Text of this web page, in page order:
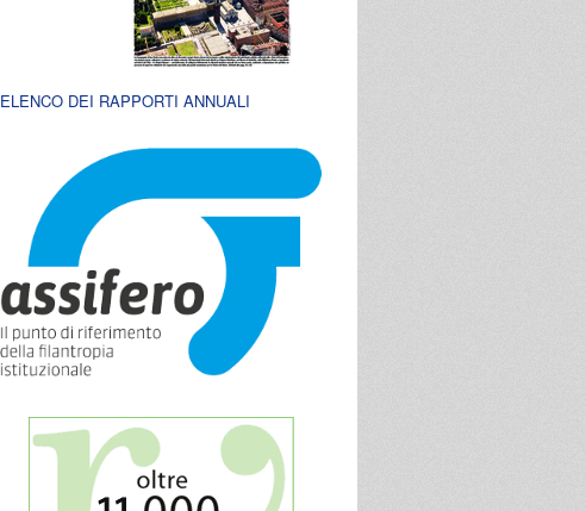
ELENCO DEI RAPPORTI ANNUALI